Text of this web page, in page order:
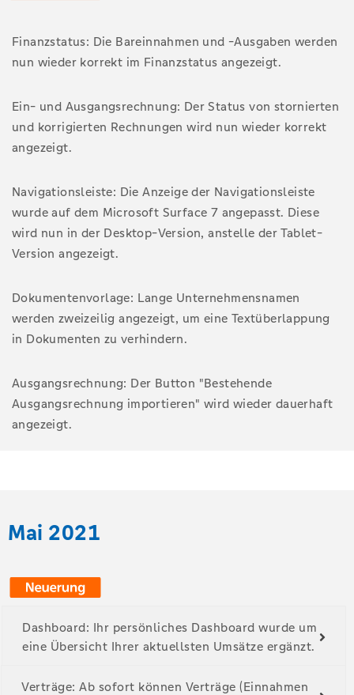
Finanzstatus: Die Bareinnahmen und -Ausgaben werden
nun wieder korrekt im Finanzstatus angezeigt.
Ein- und Ausgangsrechnung: Der Status von stornierten
und korrigierten Rechnungen wird nun wieder korrekt
angezeigt.
Navigationsleiste: Die Anzeige der Navigationsleiste
wurde auf dem Microsoft Surface 7 angepasst. Diese
wird nun in der Desktop-Version, anstelle der Tablet-
Version angezeigt.
Dokumentenvorlage: Lange Unternehmensnamen
werden zweizeilig angezeigt, um eine Textüberlappung
in Dokumenten zu verhindern.
Ausgangsrechnung: Der Button "Bestehende
Ausgangsrechnung importieren" wird wieder dauerhaft
angezeigt.
Mai 2021
Dashboard: Ihr persönliches Dashboard wurde um
eine Übersicht Ihrer aktuellsten Umsätze ergänzt.
Verträge: Ab sofort können Verträge (Einnahmen